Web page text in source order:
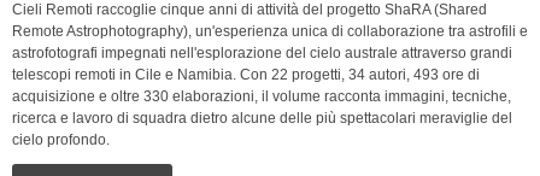
Cieli Remoti raccoglie cinque anni di attività del progetto ShaRA (Shared
Remote Astrophotography), un'esperienza unica di collaborazione tra astrofili e
astrofotografi impegnati nell'esplorazione del cielo australe attraverso grandi
telescopi remoti in Cile e Namibia. Con 22 progetti, 34 autori, 493 ore di
acquisizione e oltre 330 elaborazioni, il volume racconta immagini, tecniche,
ricerca e lavoro di squadra dietro alcune delle più spettacolari meraviglie del
cielo profondo.